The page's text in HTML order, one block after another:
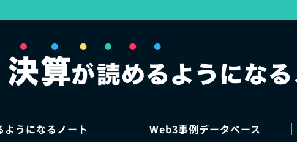
ようになるノート Web3事例データベース